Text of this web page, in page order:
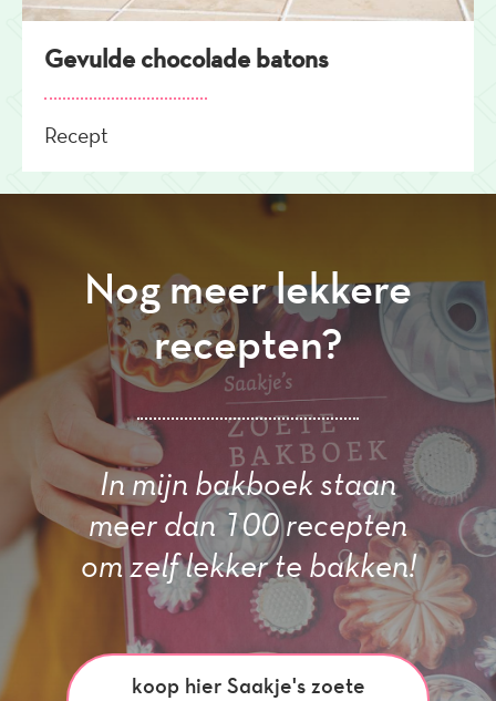
Gevulde chocolade batons
Recept
Nog meer lekkere
recepten?
In mijn bakboek staan
meer dan 100 recepten
om zelf lekker te bakken!
koop hier Saakje's zoete